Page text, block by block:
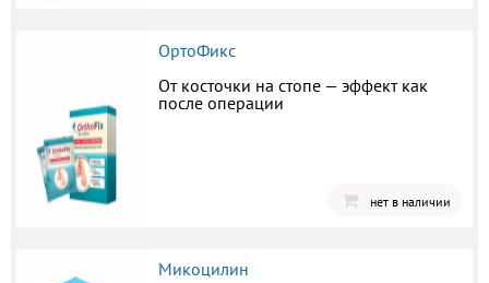
ОртоФикс
От косточки на стопе — эффект как
после операции
нет в наличии
Микоцилин